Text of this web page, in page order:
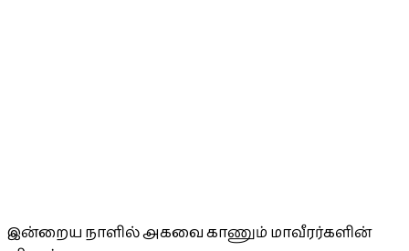
இன்றைய நாளில் அகவை காணும் மாவீரர்களின்